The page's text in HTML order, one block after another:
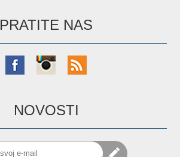
PRATITE NAS
NOVOSTI